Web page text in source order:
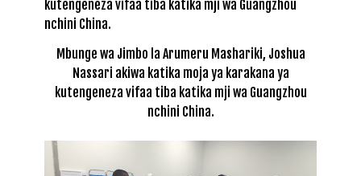
Mbunge wa Jimbo la Arumeru Mashariki, Joshua
Nassari akiwa katika moja ya karakana ya
kutengeneza vifaa tiba katika mji wa Guangzhou
nchini China.